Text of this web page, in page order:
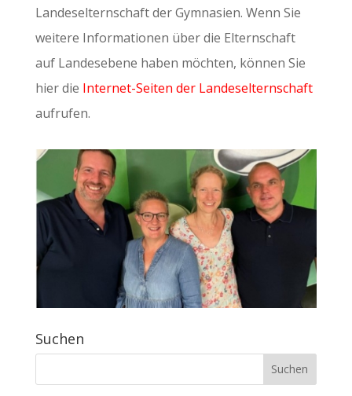
Landeselternschaft der Gymnasien. Wenn Sie
weitere Informationen über die Elternschaft
auf Landesebene haben möchten, können Sie
hier die Internet-Seiten der Landeselternschaft
aufrufen.
Suchen